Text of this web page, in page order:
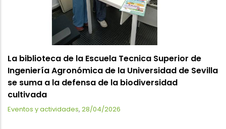
La biblioteca de la Escuela Tecnica Superior de
Ingeniería Agronómica de la Universidad de Sevilla
se suma a la defensa de la biodiversidad
cultivada
Eventos y actividades, 28/04/2026